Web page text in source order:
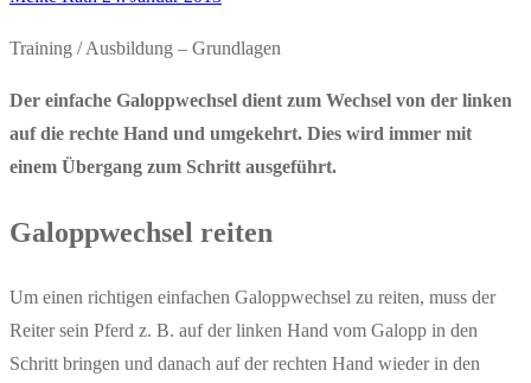
Training / Ausbildung – Grundlagen
Der einfache Galoppwechsel dient zum Wechsel von der linken
auf die rechte Hand und umgekehrt. Dies wird immer mit
einem Übergang zum Schritt ausgeführt.
Galoppwechsel reiten
Um einen richtigen einfachen Galoppwechsel zu reiten, muss der
Reiter sein Pferd z. B. auf der linken Hand vom Galopp in den
Schritt bringen und danach auf der rechten Hand wieder in den